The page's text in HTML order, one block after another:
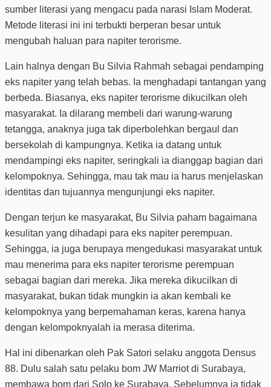
sumber literasi yang mengacu pada narasi Islam Moderat.
Metode literasi ini ini terbukti berperan besar untuk
mengubah haluan para napiter terorisme.
Lain halnya dengan Bu Silvia Rahmah sebagai pendamping
eks napiter yang telah bebas. Ia menghadapi tantangan yang
berbeda. Biasanya, eks napiter terorisme dikucilkan oleh
masyarakat. Ia dilarang membeli dari warung-warung
tetangga, anaknya juga tak diperbolehkan bergaul dan
bersekolah di kampungnya. Ketika ia datang untuk
mendampingi eks napiter, seringkali ia dianggap bagian dari
kelompoknya. Sehingga, mau tak mau ia harus menjelaskan
identitas dan tujuannya mengunjungi eks napiter.
Dengan terjun ke masyarakat, Bu Silvia paham bagaimana
kesulitan yang dihadapi para eks napiter perempuan.
Sehingga, ia juga berupaya mengedukasi masyarakat untuk
mau menerima para eks napiter terorisme perempuan
sebagai bagian dari mereka. Jika mereka dikucilkan di
masyarakat, bukan tidak mungkin ia akan kembali ke
kelompoknya yang berpemahaman keras, karena hanya
dengan kelompoknyalah ia merasa diterima.
Hal ini dibenarkan oleh Pak Satori selaku anggota Densus
88. Dulu salah satu pelaku bom JW Marriot di Surabaya,
membawa bom dari Solo ke Surabaya. Sebelumnya ia tidak